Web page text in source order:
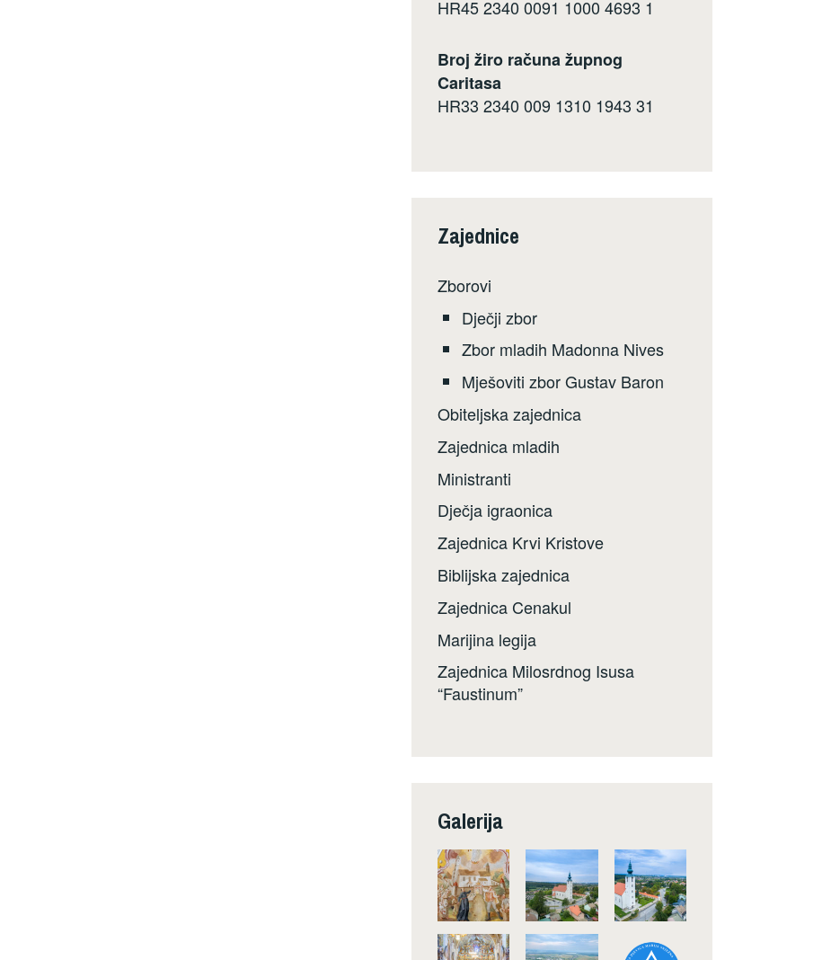
HR45 2340 0091 1000 4693 1
Broj žiro računa župnog
Caritasa
HR33 2340 009 1310 1943 31
Zajednice
Zborovi
Dječji zbor
Zbor mladih Madonna Nives
Mješoviti zbor Gustav Baron
Obiteljska zajednica
Zajednica mladih
Ministranti
Dječja igraonica
Zajednica Krvi Kristove
Biblijska zajednica
Zajednica Cenakul
Marijina legija
Zajednica Milosrdnog Isusa
“Faustinum”
Galerija